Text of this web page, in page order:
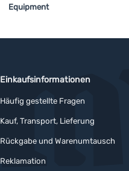
Equipment
Einkaufsinformationen
Häufig gestellte Fragen
Kauf, Transport, Lieferung
Rückgabe und Warenumtausch
Reklamation